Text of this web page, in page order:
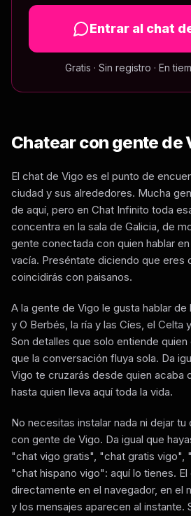
Entrar al chat
Gratis · Sin registro · En
Chatear con gente de
El chat de Vigo es el punto de
ciudad y sus alrededores. Mucha
de aquí, pero en Chat Infinito toda
concentra en la sala de Galicia, de
gente conectada con quien hablar en
vacía. Preséntate diciendo que eres
coincidirás con paisanos.
A la gente de Vigo le gusta hablar
y O Berbés, la ría y las Cíes, el Celta
Son detalles que solo entiende
que la conversación fluya sola. Da
Vigo te cruzarás desde quien acaba
hasta quien lleva aquí toda la vida.
No necesitas instalar nada ni dejar
con gente de Vigo. Da igual que
"chat vigo gratis", "chat gratis vigo",
"chat hispano vigo": aquí lo tienes.
directamente en el navegador, en el
y los mensajes aparecen al instante.